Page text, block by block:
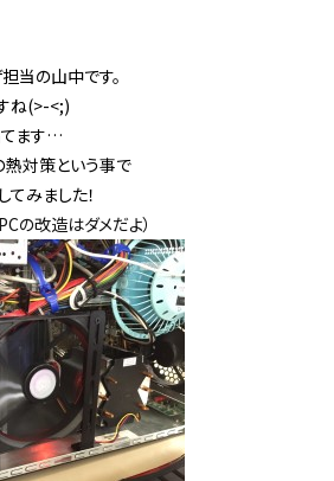
担当の山中です。
ね(>-<;)
てます…
熱対策という事で
みました！
の改造はダメだよ）